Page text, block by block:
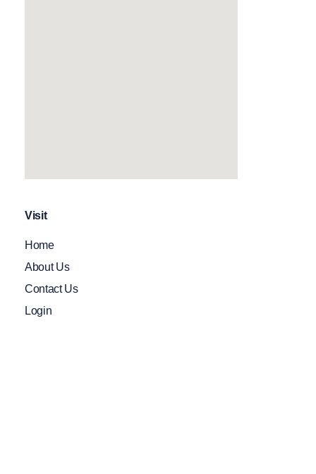
Visit
Home
About Us
Contact Us
Login